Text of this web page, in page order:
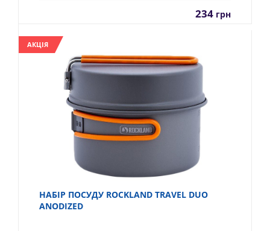
234 грн
АКЦІЯ
НАБІР ПОСУДУ ROCKLAND TRAVEL DUO
ANODIZED